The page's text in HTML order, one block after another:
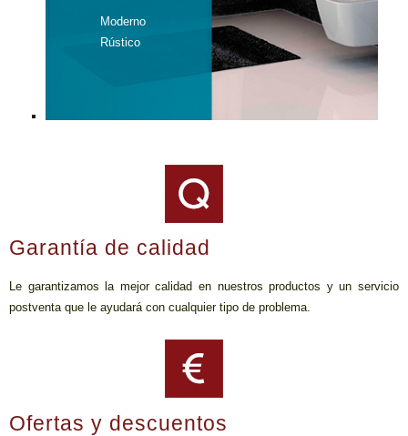
Moderno
Rústico
Garantía de calidad
Le garantizamos la mejor calidad en nuestros productos y un servicio
postventa que le ayudará con cualquier tipo de problema.
Ofertas y descuentos